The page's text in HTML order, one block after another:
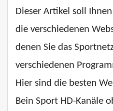
Dieser Artikel soll
die verschiedenen
denen Sie das
verschiedenen
Hier sind die besten
Bein Sport HD-Kanäle